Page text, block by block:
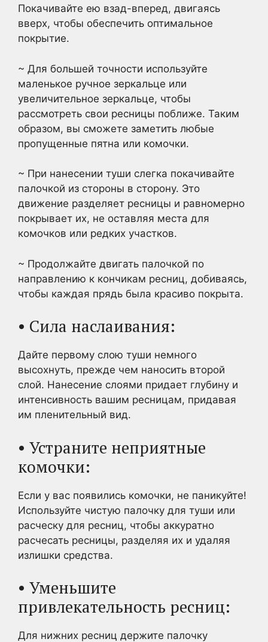
Покачивайте ею взад-вперед, двигаясь
вверх, чтобы обеспечить оптимальное
покрытие.
~ Для большей точности используйте
маленькое ручное зеркальце или
увеличительное зеркальце, чтобы
рассмотреть свои ресницы поближе. Таким
образом, вы сможете заметить любые
пропущенные пятна или комочки.
~ При нанесении туши слегка покачивайте
палочкой из стороны в сторону. Это
движение разделяет ресницы и равномерно
покрывает их, не оставляя места для
комочков или редких участков.
~ Продолжайте двигать палочкой по
направлению к кончикам ресниц, добиваясь,
чтобы каждая прядь была красиво покрыта.
• Сила наслаивания:
Дайте первому слою туши немного
высохнуть, прежде чем наносить второй
слой. Нанесение слоями придает глубину и
интенсивность вашим ресницам, придавая
им пленительный вид.
• Устраните неприятные
комочки:
Если у вас появились комочки, не паникуйте!
Используйте чистую палочку для туши или
расческу для ресниц, чтобы аккуратно
расчесать ресницы, разделяя их и удаляя
излишки средства.
• Уменьшите
привлекательность ресниц:
Для нижних ресниц держите палочку